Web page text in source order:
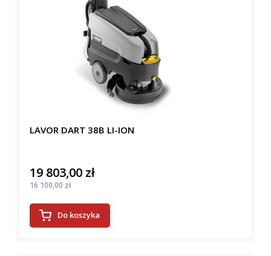
LAVOR DART 38B LI-ION
Cena
19 803,00 zł
Cena
16 100,00 zł
Do koszyka